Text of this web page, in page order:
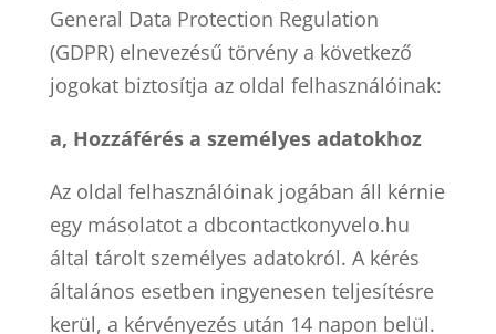
General Data Protection Regulation
(GDPR) elnevezésű törvény a következő
jogokat biztosítja az oldal felhasználóinak:
a, Hozzáférés a személyes adatokhoz
Az oldal felhasználóinak jogában áll kérnie
egy másolatot a dbcontactkonyvelo.hu
által tárolt személyes adatokról. A kérés
általános esetben ingyenesen teljesítésre
kerül, a kérvényezés után 14 napon belül.